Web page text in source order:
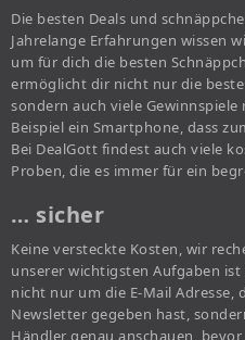
Die besten Deals und
Jahrelange Erfahrungen wissen
um für dich die besten
ermöglicht dir nicht nur die
sondern auch viele
Beispiel ein Smartphone, dass
Bei DealGott findest auch viele
Proben, die es immer für ein
… sicher
Keine versteckte Kosten, wir
unserer wichtigsten Aufgaben
nicht nur um die E-Mail Adresse,
Newsletter gegeben hast,
Händler genau anschauen,